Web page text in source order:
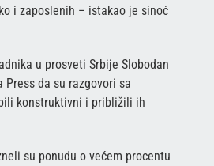
i zaposlenih – istakao je sinoć
u prosveti Srbije Slobodan
da su razgovori sa
konstruktivni i približili ih
su ponudu o većem procentu